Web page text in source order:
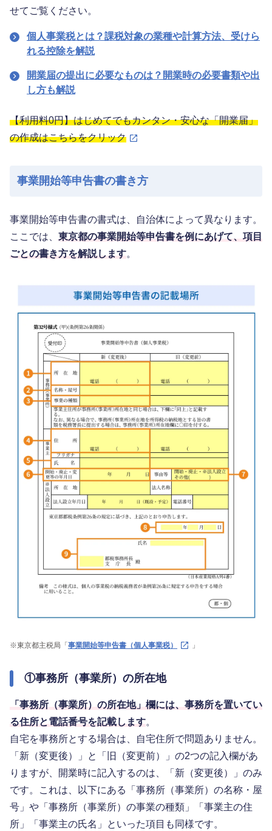
せてご覧ください。
個人事業税とは？課税対象の業種や計算方法、受けら
れる控除を解説
開業届の提出に必要なものは？開業時の必要書類や出
し方も解説
【利用料0円】はじめてでもカンタン・安心な「開業届」
の作成はこちらをクリック
事業開始等申告書の書き方
事業開始等申告書の書式は、自治体によって異なります。
ここでは、 東京都の事業開始等申告書を例にあげて、項目
ごとの書き方を解説します。
※東京都主税局「事業開始等申告書（個人事業税） 」
①事務所（事業所）の所在地
「事務所（事業所）の所在地」欄には、事務所を置いてい
る住所と電話番号を記載します。
自宅を事務所とする場合は、自宅住所で問題ありません。
「新（変更後）」と「旧（変更前）」の2つの記入欄があ
りますが、開業時に記入するのは、「新（変更後）」のみ
です。これは、以下にある「事務所（事業所）の名称・屋
号」や「事務所（事業所）の事業の種類」「事業主の住
所」「事業主の氏名」といった項目も同様です。